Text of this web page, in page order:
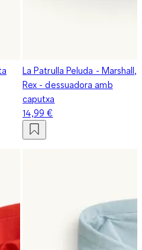
La Patrulla Peluda - Marshall,
Rex - dessuadora amb
caputxa
14,99 €